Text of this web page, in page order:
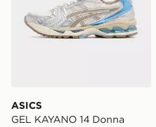
ASICS
GEL KAYANO 14 Donna